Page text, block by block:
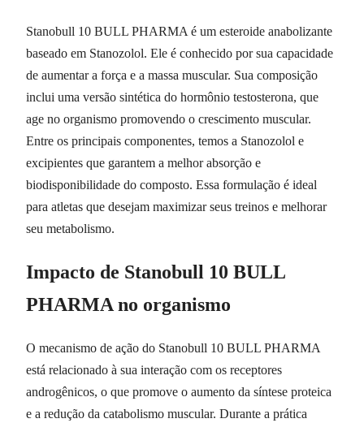
Stanobull 10 BULL PHARMA é um esteroide anabolizante
baseado em Stanozolol. Ele é conhecido por sua capacidade
de aumentar a força e a massa muscular. Sua composição
inclui uma versão sintética do hormônio testosterona, que
age no organismo promovendo o crescimento muscular.
Entre os principais componentes, temos a Stanozolol e
excipientes que garantem a melhor absorção e
biodisponibilidade do composto. Essa formulação é ideal
para atletas que desejam maximizar seus treinos e melhorar
seu metabolismo.
Impacto de Stanobull 10 BULL
PHARMA no organismo
O mecanismo de ação do Stanobull 10 BULL PHARMA
está relacionado à sua interação com os receptores
androgênicos, o que promove o aumento da síntese proteica
e a redução da catabolismo muscular. Durante a prática